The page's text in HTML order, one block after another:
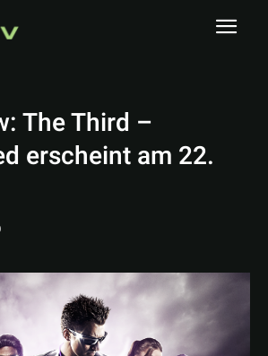
The Third –
erscheint am 22.